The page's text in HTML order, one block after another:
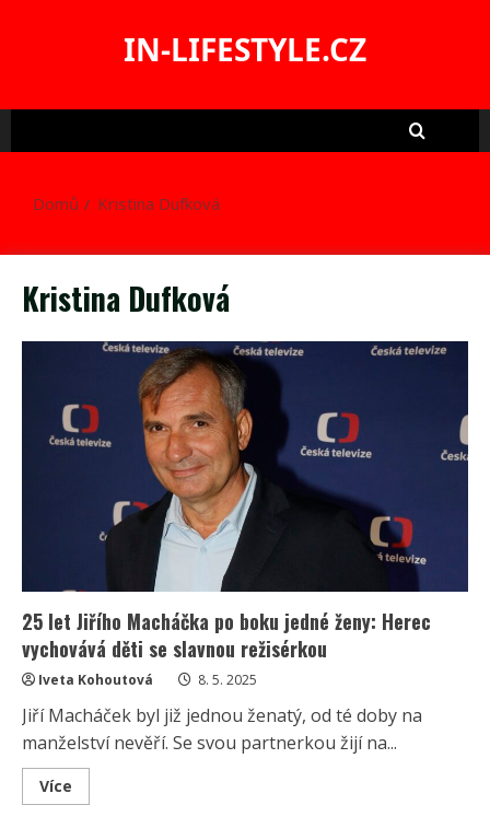
IN-LIFESTYLE.CZ
Domů Kristina Dufková
Kristina Dufková
25 let Jiřího Macháčka po boku jedné ženy: Herec
vychovává děti se slavnou režisérkou
Iveta Kohoutová 8. 5. 2025
Jiří Macháček byl již jednou ženatý, od té doby na
manželství nevěří. Se svou partnerkou žijí na...
Více
more